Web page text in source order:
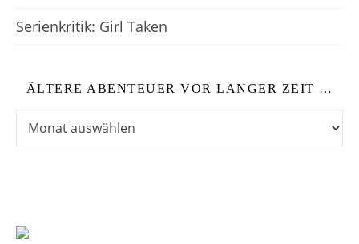
Serienkritik: Girl Taken
ÄLTERE ABENTEUER VOR LANGER ZEIT …